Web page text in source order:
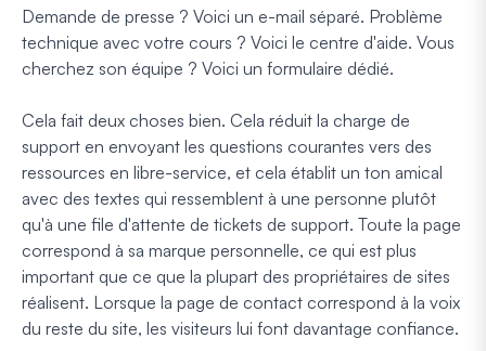
Demande de presse ? Voici un e-mail séparé. Problème
technique avec votre cours ? Voici le centre d'aide. Vous
cherchez son équipe ? Voici un formulaire dédié.
Cela fait deux choses bien. Cela réduit la charge de
support en envoyant les questions courantes vers des
ressources en libre-service, et cela établit un ton amical
avec des textes qui ressemblent à une personne plutôt
qu'à une file d'attente de tickets de support. Toute la page
correspond à sa marque personnelle, ce qui est plus
important que ce que la plupart des propriétaires de sites
réalisent. Lorsque la page de contact correspond à la voix
du reste du site, les visiteurs lui font davantage confiance.